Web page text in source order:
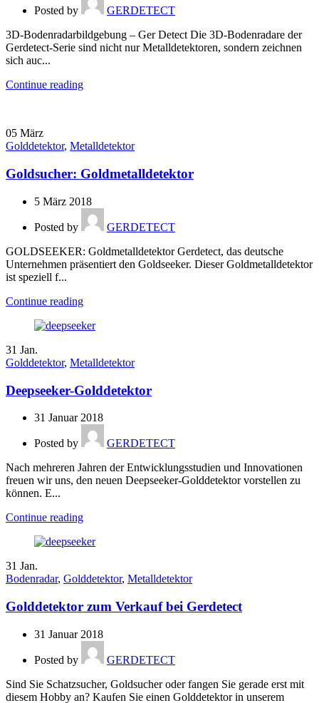
Posted by
GERDETECT
3D-Bodenradarbildgebung – Ger Detect Die 3D-Bodenradare der
Gerdetect-Serie sind nicht nur Metalldetektoren, sondern zeichnen
sich auc...
Continue reading
05 März
Golddetektor, Metalldetektor
Goldsucher: Goldmetalldetektor
5 März 2018
Posted by
GERDETECT
GOLDSEEKER: Goldmetalldetektor Gerdetect, das deutsche
Unternehmen präsentiert den Goldseeker. Dieser Goldmetalldetektor
ist speziell f...
Continue reading
31 Jan.
Golddetektor, Metalldetektor
Deepseeker-Golddetektor
31 Januar 2018
Posted by
GERDETECT
Nach mehreren Jahren der Entwicklungsstudien und Innovationen
freuen wir uns, den neuen Deepseeker-Golddetektor vorstellen zu
können. E...
Continue reading
31 Jan.
Bodenradar, Golddetektor, Metalldetektor
Golddetektor zum Verkauf bei Gerdetect
31 Januar 2018
Posted by
GERDETECT
Sind Sie Schatzsucher, Goldsucher oder fangen Sie gerade erst mit
diesem Hobby an? Kaufen Sie einen Golddetektor in unserem